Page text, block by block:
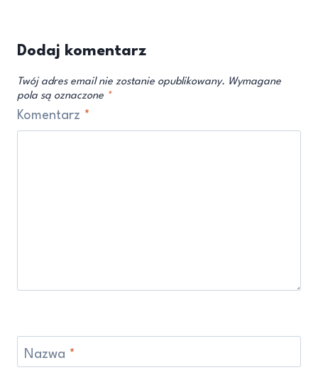
Dodaj komentarz
Twój adres email nie zostanie opublikowany. Wymagane
pola są oznaczone *
Komentarz *
Nazwa *